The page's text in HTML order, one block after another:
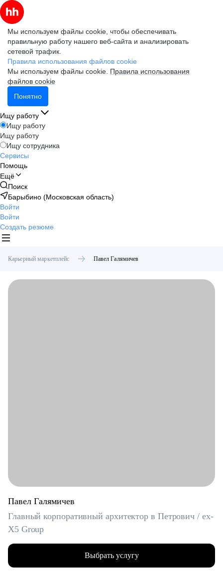
Мы используем файлы cookie, чтобы обеспечивать
правильную работу нашего веб-сайта и анализировать
сетевой трафик.
Правила использования файлов cookie
Мы используем файлы cookie. Правила использования
файлов cookie
Понятно
Ищу работу
Ищу работу
Ищу работу
Ищу сотрудника
Сервисы
Помощь
Ещё
Поиск
Барыбино (Московская область)
Войти
Войти
Создать резюме
Карьерный маркетплейс Павел Галямичев
Павел Галямичев
Главный корпоративный архитектор в Петрович / ex-
X5 Group
Выбрать услугу